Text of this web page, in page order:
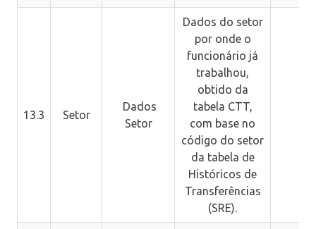
13.3 Setor
Dados
Setor
Dados do setor
por onde o
funcionário já
trabalhou,
obtido da
tabela CTT,
com base no
código do setor
da tabela de
Históricos de
Transferências
(SRE).